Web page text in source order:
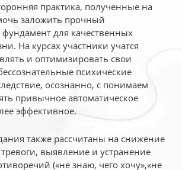
практика, полученные на
заложить прочный
для качественных
На курсах участники учатся
и оптимизировать свои
психические
осознанно, с понимаем
привычное автоматическое
эффективное.
также рассчитаны на снижение
тревоги, выявление и устранение
(«не знаю, чего хочу»,«не